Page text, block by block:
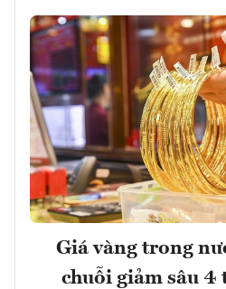
Giá vàng trong
chuỗi giảm sâu 4